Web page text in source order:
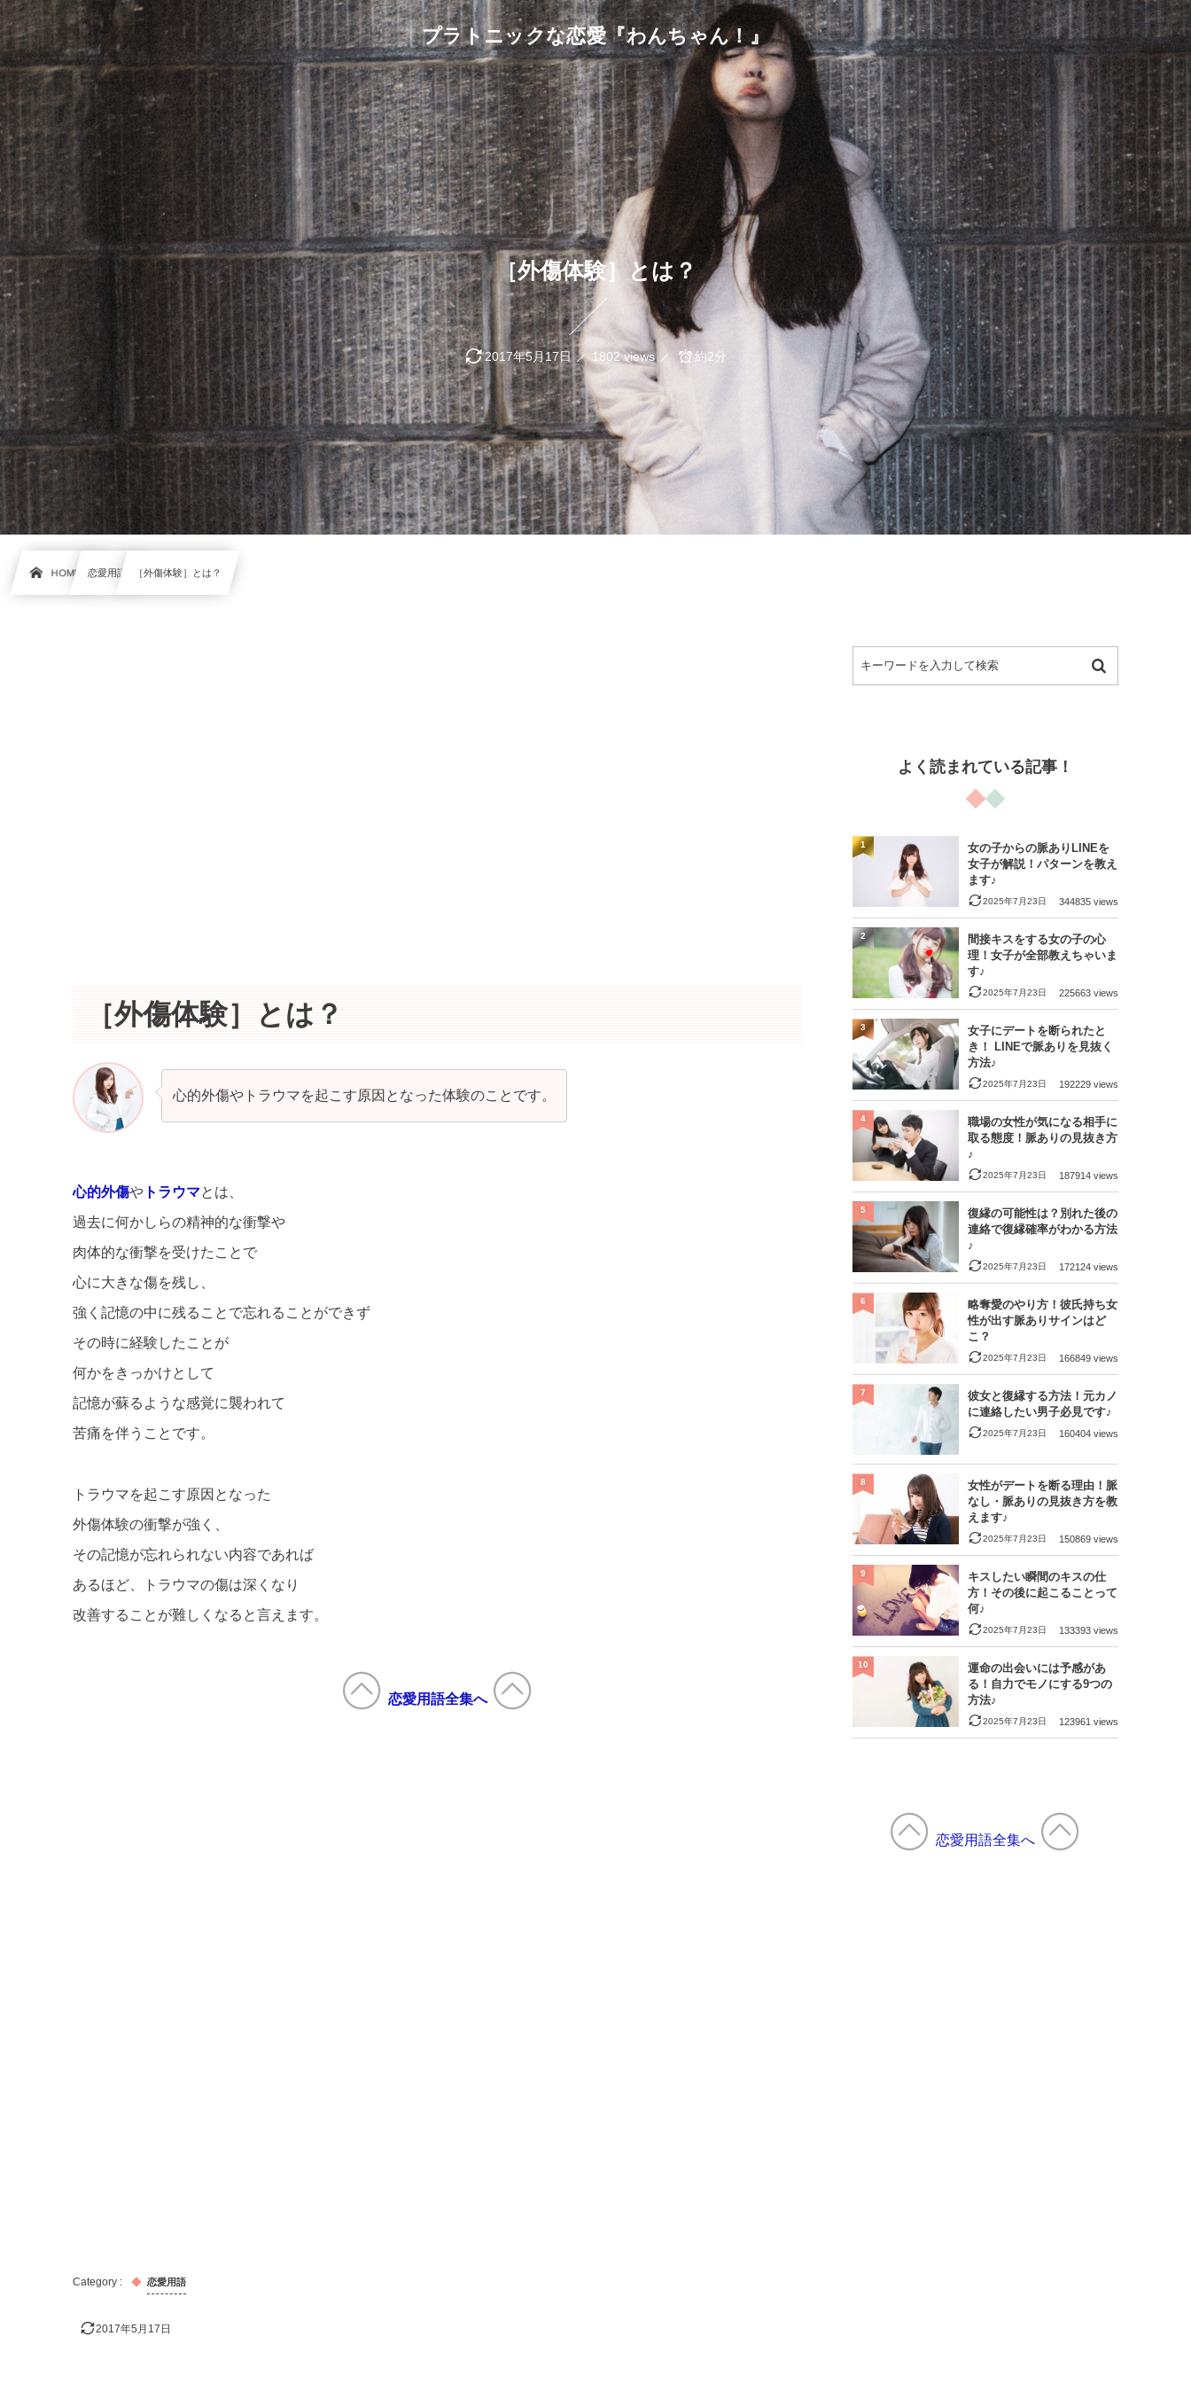
プラトニックな恋愛『わんちゃん！』
［外傷体験］とは？
2017年5月17日 1802 views 約2分
HOME 恋愛用語 ［外傷体験］とは？
［外傷体験］とは？
心的外傷やトラウマを起こす原因となった体験のことです。
心的外傷や トラウマとは、
過去に何かしらの精神的な衝撃や
肉体的な衝撃を受けたことで
心に大きな傷を残し、
強く記憶の中に残ることで忘れることができず
その時に経験したことが
何かをきっかけとして
記憶が蘇るような感覚に襲われて
苦痛を伴うことです。
トラウマを起こす原因となった
外傷体験の衝撃が強く、
その記憶が忘れられない内容であれば
あるほど、トラウマの傷は深くなり
改善することが難しくなると言えます。
恋愛用語全集へ
恋愛用語
2017年5月17日
よく読まれている記事！
女の子からの脈ありLINEを
女子が解説！パターンを教え
ます♪
2025年7月23日 344835 views
1
間接キスをする女の子の心
理！女子が全部教えちゃいま
す♪
2025年7月23日 225663 views
2
女子にデートを断られたと
き！ LINEで脈ありを見抜く
方法♪
2025年7月23日 192229 views
3
職場の女性が気になる相手に
取る態度！脈ありの見抜き方
♪
2025年7月23日 187914 views
4
復縁の可能性は？別れた後の
連絡で復縁確率がわかる方法
♪
2025年7月23日 172124 views
5
略奪愛のやり方！彼氏持ち女
性が出す脈ありサインはど
こ？
2025年7月23日 166849 views
6
彼女と復縁する方法！元カノ
に連絡したい男子必見です♪
2025年7月23日 160404 views
7
女性がデートを断る理由！脈
なし・脈ありの見抜き方を教
えます♪
2025年7月23日 150869 views
8
キスしたい瞬間のキスの仕
方！その後に起こることって
何♪
2025年7月23日 133393 views
9
運命の出会いには予感があ
る！自力でモノにする9つの
方法♪
2025年7月23日 123961 views
10
恋愛用語全集へ